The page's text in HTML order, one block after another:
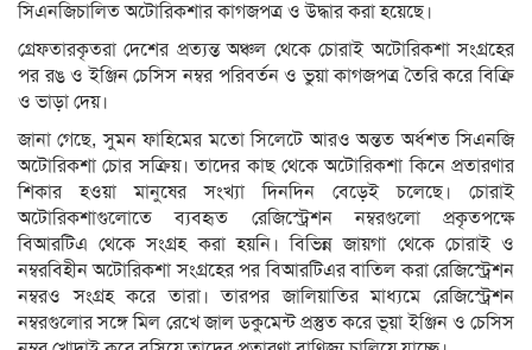
সিএনজিচালিত অটোরিকশার কাগজপত্র ও উদ্ধার করা হয়েছে।
গ্রেফতারকৃতরা দেশের প্রত্যন্ত অঞ্চল থেকে চোরাই অটোরিকশা সংগ্রহের
পর রঙ ও ইঞ্জিন চেসিস নম্বর পরিবর্তন ও ভুয়া কাগজপত্র তৈরি করে বিক্রি
ও ভাড়া দেয়।
জানা গেছে, সুমন ফাহিমের মতো সিলেটে আরও অন্তত অর্ধশত সিএনজি
অটোরিকশা চোর সক্রিয়। তাদের কাছ থেকে অটোরিকশা কিনে প্রতারণার
শিকার হওয়া মানুষের সংখ্যা দিনদিন বেড়েই চলেছে। চোরাই
অটোরিকশাগুলোতে ব্যবহৃত রেজিস্ট্রেশন নম্বরগুলো প্রকৃতপক্ষে
বিআরটিএ থেকে সংগ্রহ করা হয়নি। বিভিন্ন জায়গা থেকে চোরাই ও
নম্বরবিহীন অটোরিকশা সংগ্রহের পর বিআরটিএর বাতিল করা রেজিস্ট্রেশন
নম্বরও সংগ্রহ করে তারা। তারপর জালিয়াতির মাধ্যমে রেজিস্ট্রেশন
নম্বরগুলোর সঙ্গে মিল রেখে জাল ডকুমেন্ট প্রস্তুত করে ভূয়া ইঞ্জিন ও চেসিস